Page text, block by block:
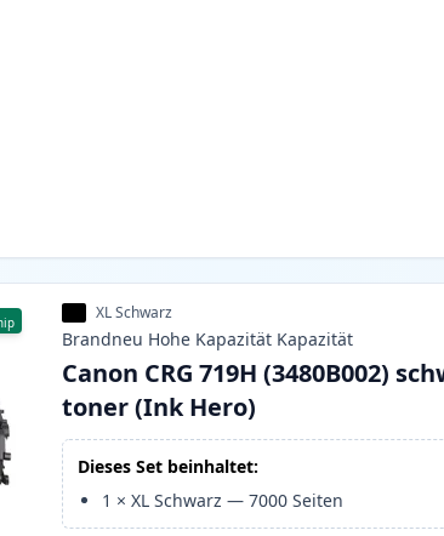
XL Schwarz
Brandneu Hohe Kapazität Kapazität
Canon CRG 719H (3480B002)
toner (Ink Hero)
Dieses Set beinhaltet:
1 ×XL Schwarz —7000 Seiten